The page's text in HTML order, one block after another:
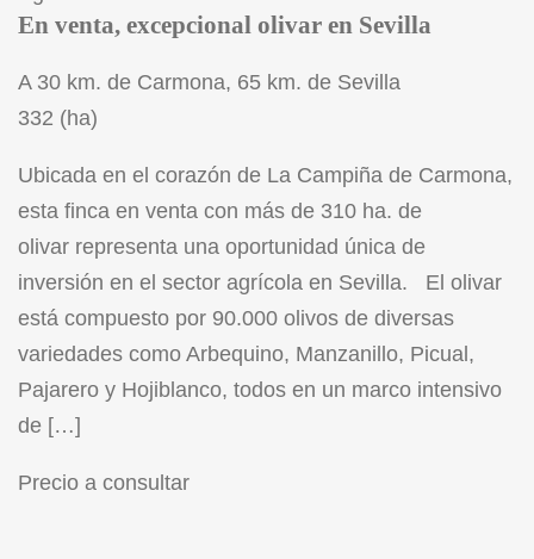
En venta, excepcional olivar en Sevilla
A 30 km. de Carmona, 65 km. de Sevilla
332 (ha)
Ubicada en el corazón de La Campiña de Carmona,
esta finca en venta con más de 310 ha. de
olivar representa una oportunidad única de
inversión en el sector agrícola en Sevilla. El olivar
está compuesto por 90.000 olivos de diversas
variedades como Arbequino, Manzanillo, Picual,
Pajarero y Hojiblanco, todos en un marco intensivo
de […]
Precio a consultar